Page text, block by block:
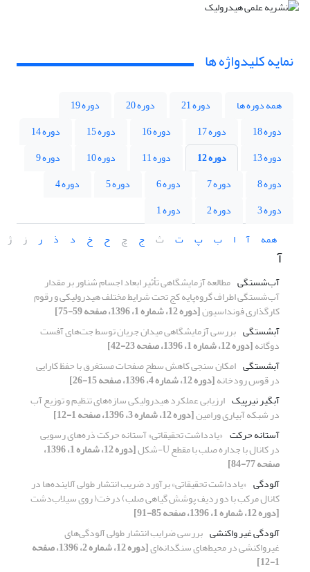
نمایه کلیدواژه ها
همه دوره ها دوره 21 دوره 20
دوره 19
دوره 18
دوره 17 دوره 16 دوره 15
دوره 14
دوره 13
دوره 12 دوره 11 دوره 10
دوره 9
دوره 8
دوره 7 دوره 6 دوره 5
دوره 4
دوره 3
دوره 2
دوره 1
همه
آ ا ب پ ت ث ج چ ح خ د ذ ر ز ژ
آ
آب‌شستگی مطالعه آزمایشگاهی تأثیر ابعاد اجسام شناور بر مقدار
آب‌شستگی اطراف گروه‌پایه کج تحت شرایط مختلف هیدرولیکی و رقوم
کارگذاری فونداسیون[دوره 12، شماره 1، 1396، صفحه 59-75]
آبشستگی بررسی آزمایشگاهی میدان جریان توسط جت‌های آفست
دوگانه[دوره 12، شماره 1، 1396، صفحه 23-42]
آبشستگی امکان سنجی کاهش سطح صفحات مستغرق با حفظ کارایی
در قوس رودخانه[دوره 12، شماره 4، 1396، صفحه 15-26]
آبگیر نیرپیک ارزیابی عملکرد هیدرولیکی سازه‌های تنظیم و توزیع آب
در شبکه آبیاری ورامین[دوره 12، شماره 3، 1396، صفحه 1-12]
آستانه حرکت «یادداشت تحقیقاتی» آستانه حرکت ذره‌های رسوبی
در کانال با جداره صلب با مقطع U-شکل [دوره 12، شماره 1، 1396،
صفحه 77-84]
آلودگی «یادداشت تحقیقاتی» برآورد ضریب انتشار طولی آلاینده‌ها در
کانال مرکب با دو ردیف پوشش گیاهی صلب) درخت( روی سیلاب‌دشت
[دوره 12، شماره 1، 1396، صفحه 85-91]
آلودگی غیر واکنشی بررسی ضرایب انتشار طولی آلودگی‌های
غیرواکنشی در محیط‌های سنگدانه‌ای [دوره 12، شماره 2، 1396، صفحه
1-12]